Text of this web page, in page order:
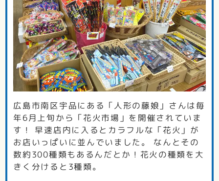
広島市南区宇品にある「人形の藤娘」さんは毎
年6月上旬から「花火市場」を開催されていま
す！ 早速店内に入るとカラフルな「花火」が
お店いっぱいに並んでいました。 なんとその
数約300種類もあるんだとか！ 花火の種類を大
きく分けると3種類。